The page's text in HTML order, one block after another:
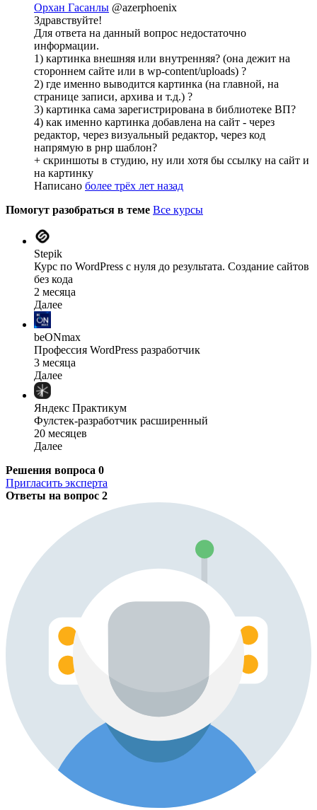
Орхан Гасанлы @azerphoenix
Здравствуйте!
Для ответа на данный вопрос недостаточно
информации.
1) картинка внешняя или внутренняя? (она дежит на
стороннем сайте или в wp-content/uploads) ?
2) где именно выводится картинка (на главной, на
странице записи, архива и т.д.) ?
3) картинка сама зарегистрирована в библиотеке ВП?
4) как именно картинка добавлена на сайт - через
редактор, через визуальный редактор, через код
напрямую в рнр шаблон?
+ скриншоты в студию, ну или хотя бы ссылку на сайт и
на картинку
Написано более трёх лет назад
Помогут разобраться в теме Все курсы
Stepik
Курс по WordPress с нуля до результата. Создание сайтов
без кода
2 месяца
Далее
beONmax
Профессия WordPress разработчик
3 месяца
Далее
Яндекс Практикум
Фулстек-разработчик расширенный
20 месяцев
Далее
Решения вопроса 0
Пригласить эксперта
Ответы на вопрос 2